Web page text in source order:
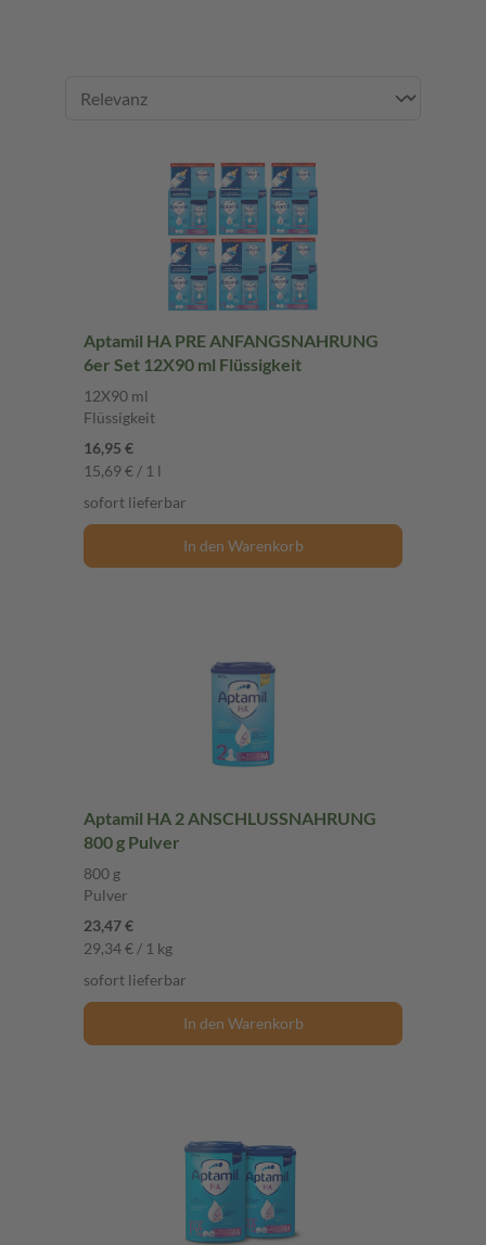
Aptamil HA PRE ANFANGSNAHRUNG
6er Set 12X90 ml Flüssigkeit
12X90 ml
Flüssigkeit
16,95 €
15,69 € / 1 l
sofort lieferbar
In den Warenkorb
Aptamil HA 2 ANSCHLUSSNAHRUNG
800 g Pulver
800 g
Pulver
23,47 €
29,34 € / 1 kg
sofort lieferbar
In den Warenkorb